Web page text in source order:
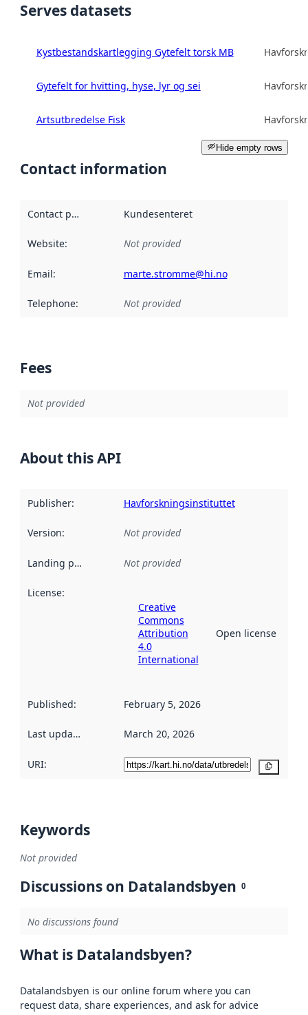
Serves datasets
Kystbestandskartlegging Gytefelt torsk MB
Gytefelt for hvitting, hyse, lyr og sei
Artsutbredelse Fisk
Hide empty rows
Contact information
Contact point Kundesenteret
Website: Not provided
Email: marte.stromme@hi.no
Telephone: Not provided
Fees
Not provided
About this API
Publisher: Havforskningsinstituttet
Version: Not provided
Landing page Not provided
License:
Creative
Commons
Attribution
4.0
International
Open license
Published: February 5, 2026
Last updated March 20, 2026
URI:
Keywords
Not provided
Discussions on Datalandsbyen 0
No discussions found
What is Datalandsbyen?
Datalandsbyen is our online forum where you can
request data, share experiences, and ask for advice